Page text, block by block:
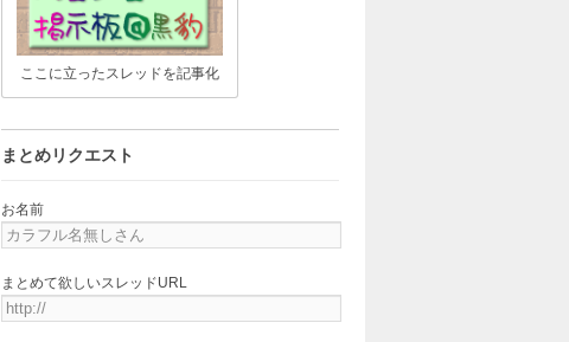
ここに立ったスレッドを記事化
まとめリクエスト
お名前
まとめて欲しいスレッドURL